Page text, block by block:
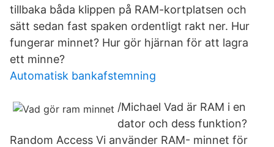
tillbaka båda klippen på RAM-kortplatsen och
sätt sedan fast spaken ordentligt rakt ner. Hur
fungerar minnet? Hur gör hjärnan för att lagra
ett minne?
Automatisk bankafstemning
/Michael Vad är RAM i en
dator och dess funktion?
Random Access Vi använder RAM- minnet för